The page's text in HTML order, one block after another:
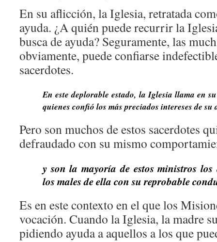
En su aflicción, la Iglesia, retratada
ayuda. ¿A quién puede recurrir la
busca de ayuda? Seguramente, las
obviamente, puede confiarse
sacerdotes.
En este deplorable estado, la Iglesia llama en
quienes confió los más preciados intereses de su
Pero son muchos de estos sacerdotes
defraudado con su mismo
y son la mayoría de estos ministros
los males de ella con su reprobable
Es en este contexto en el que los
vocación. Cuando la Iglesia, la madre
pidiendo ayuda a aquellos a los que